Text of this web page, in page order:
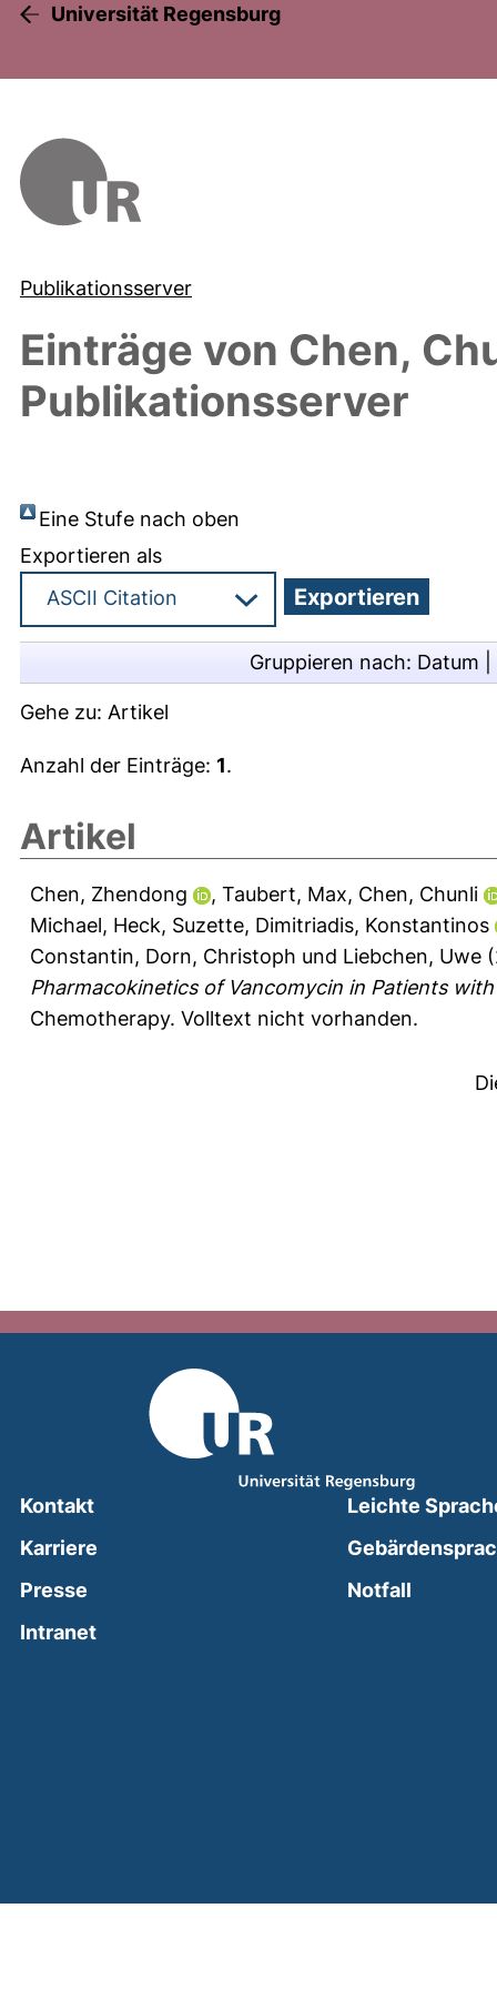
Universität Regensburg
Publikationsserver
Einträge von Chen,
Publikationsserver
Eine Stufe nach oben
Exportieren als
Gruppieren nach: Datum
Gehe zu: Artikel
Anzahl der Einträge: 1.
Artikel
Chen, Zhendong , Taubert, Max, Chen, Chunli
Michael, Heck, Suzette, Dimitriadis, Konstantinos
Constantin, Dorn, Christoph und Liebchen, Uwe
Pharmacokinetics of Vancomycin in Patients
Chemotherapy. Volltext nicht vorhanden.
Kontakt
Karriere
Presse
Intranet(external link, opens in a new window)
Leichte
Notfall